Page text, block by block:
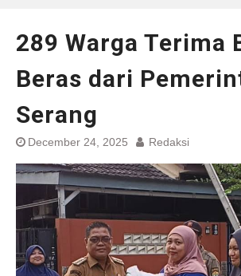
289 Warga Terima
Beras dari
Serang
December 24, 2025 Redaksi